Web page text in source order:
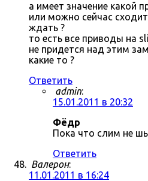
а имеет значение какой
или можно сейчас
ждать ?
то есть все приводы на
не придется над этим
какие то ?
Ответить
admin:
15.01.2011 в 20:32
Фёдр
Пока что слим не
Ответить
Валерон:
11.01.2011 в 16:24